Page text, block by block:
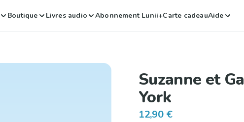
Boutique Livres audio Abonnement Lunii+Carte cadeauAide
Suzanne et
York
12,90 €